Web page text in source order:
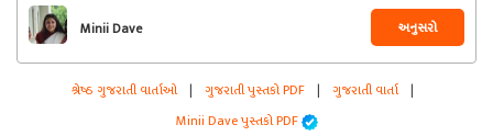
Minii Dave અનુસરો
શ્રેષ્ઠ ગુજરાતી વાર્તાઓ | ગુજરાતી પુસ્તકો PDF | ગુજરાતી વાર્તા |
Minii Dave પુસ્તકો PDF